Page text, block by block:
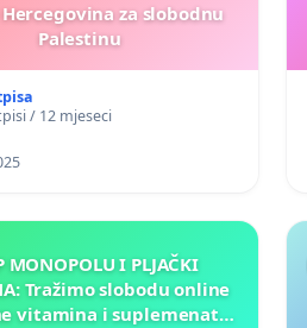
za slobodnu
Palestinu
/ 12 mjeseci
MONOPOLU I PLJAČKI
Tražimo slobodu online
vitamina i suplemenata